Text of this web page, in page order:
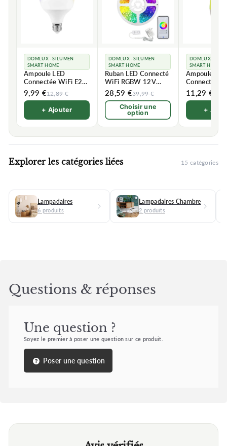
DOMLUX · SILUMEN
SMART HOME
Ampoule LED
Connectée WiFi E27
11W G95 RGBW
9,99 €12,89 €
+ Ajouter
DOMLUX · SILUMEN
SMART HOME
Ruban LED Connecté
WiFi RGBW 12V
IP44 90LED/m
28,59 €39,99 €
Choisir une
option
DOMLUX ·
SMART HOME
Ampoule LED
Connectée
5.5W
11,29 €
+
Explorer les catégories liées 15 catégories
Lampadaires
6 produits
Lampadaires Chambre
2 produits
Questions & réponses
Une question ?
Soyez le premier à poser une question sur ce produit.
Poser une question